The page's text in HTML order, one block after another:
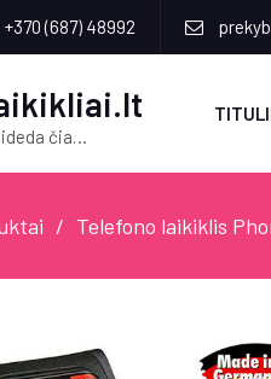
+370 (687) 48992
čia…
Telefono laikiklis